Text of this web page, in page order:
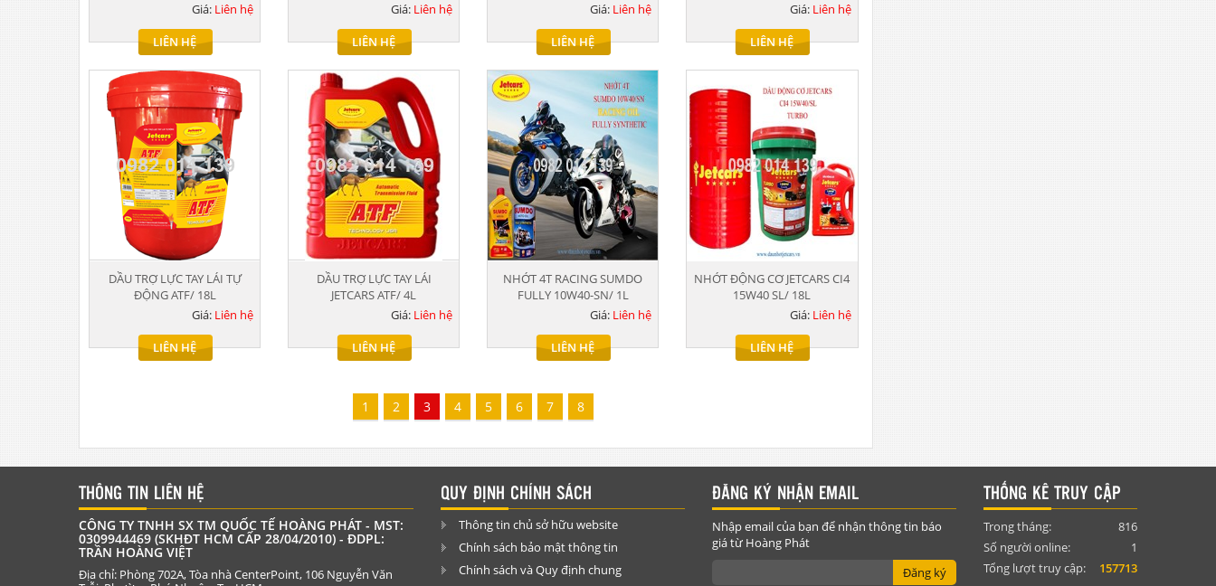
Giá: Liên hệ
LIÊN HỆ
Giá: Liên hệ
LIÊN HỆ
Giá: Liên hệ
LIÊN HỆ
Giá: Liên hệ
LIÊN HỆ
DẦU TRỢ LỰC TAY LÁI TỰ
ĐỘNG ATF/ 18L
Giá: Liên hệ
LIÊN HỆ
DẦU TRỢ LỰC TAY LÁI
JETCARS ATF/ 4L
Giá: Liên hệ
LIÊN HỆ
NHỚT 4T RACING SUMDO
FULLY 10W40-SN/ 1L
Giá: Liên hệ
LIÊN HỆ
NHỚT ĐỘNG CƠ JETCARS CI4
15W40 SL/ 18L
Giá: Liên hệ
LIÊN HỆ
1 2 3 4 5 6 7 8
THÔNG TIN LIÊN HỆ
CÔNG TY TNHH SX TM QUỐC TẾ HOÀNG PHÁT - MST:
0309944469 (SKHĐT HCM CẤP 28/04/2010) - ĐDPL:
TRẦN HOÀNG VIỆT
Địa chỉ: Phòng 702A, Tòa nhà CenterPoint, 106 Nguyễn Văn
QUY ĐỊNH CHÍNH SÁCH
Thông tin chủ sở hữu website
Chính sách bảo mật thông tin
Chính sách và Quy định chung
ĐĂNG KÝ NHẬN EMAIL
Nhập email của bạn để nhận thông tin báo
giá từ Hoàng Phát
Đăng ký
THỐNG KÊ TRUY CẬP
Trong tháng:
816
Số người online:
1
Tổng lượt truy cập:
157713